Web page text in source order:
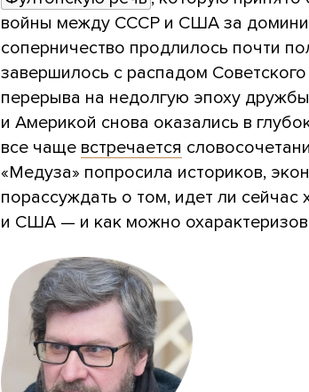
войны между СССР и США за
соперничество продлилось почти
завершилось с распадом
перерыва на недолгую эпоху
и Америкой снова оказались в
все чаще встречается
«Медуза» попросила историков,
порассуждать о том, идет ли
и США — и как можно